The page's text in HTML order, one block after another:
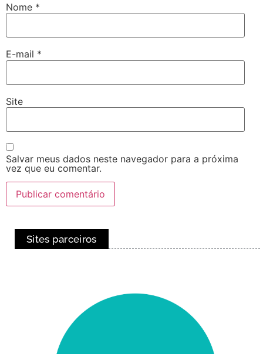
Nome *
E-mail *
Site
Salvar meus dados neste navegador para a próxima
vez que eu comentar.
Sites parceiros